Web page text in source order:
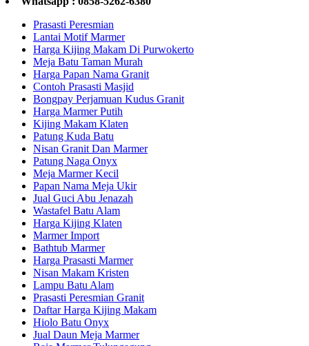
Prasasti Peresmian
Lantai Motif Marmer
Harga Kijing Makam Di Purwokerto
Meja Batu Taman Murah
Harga Papan Nama Granit
Contoh Prasasti Masjid
Bongpay Perjamuan Kudus Granit
Harga Marmer Putih
Kijing Makam Klaten
Patung Kuda Batu
Nisan Granit Dan Marmer
Patung Naga Onyx
Meja Marmer Kecil
Papan Nama Meja Ukir
Jual Guci Abu Jenazah
Wastafel Batu Alam
Harga Kijing Klaten
Marmer Import
Bathtub Marmer
Harga Prasasti Marmer
Nisan Makam Kristen
Lampu Batu Alam
Prasasti Peresmian Granit
Daftar Harga Kijing Makam
Hiolo Batu Onyx
Jual Daun Meja Marmer